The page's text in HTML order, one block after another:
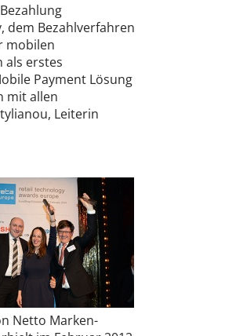
dem Bezahlverfahren
mobilen
als erstes
Payment Lösung
mit allen
Leiterin
Netto Marken-